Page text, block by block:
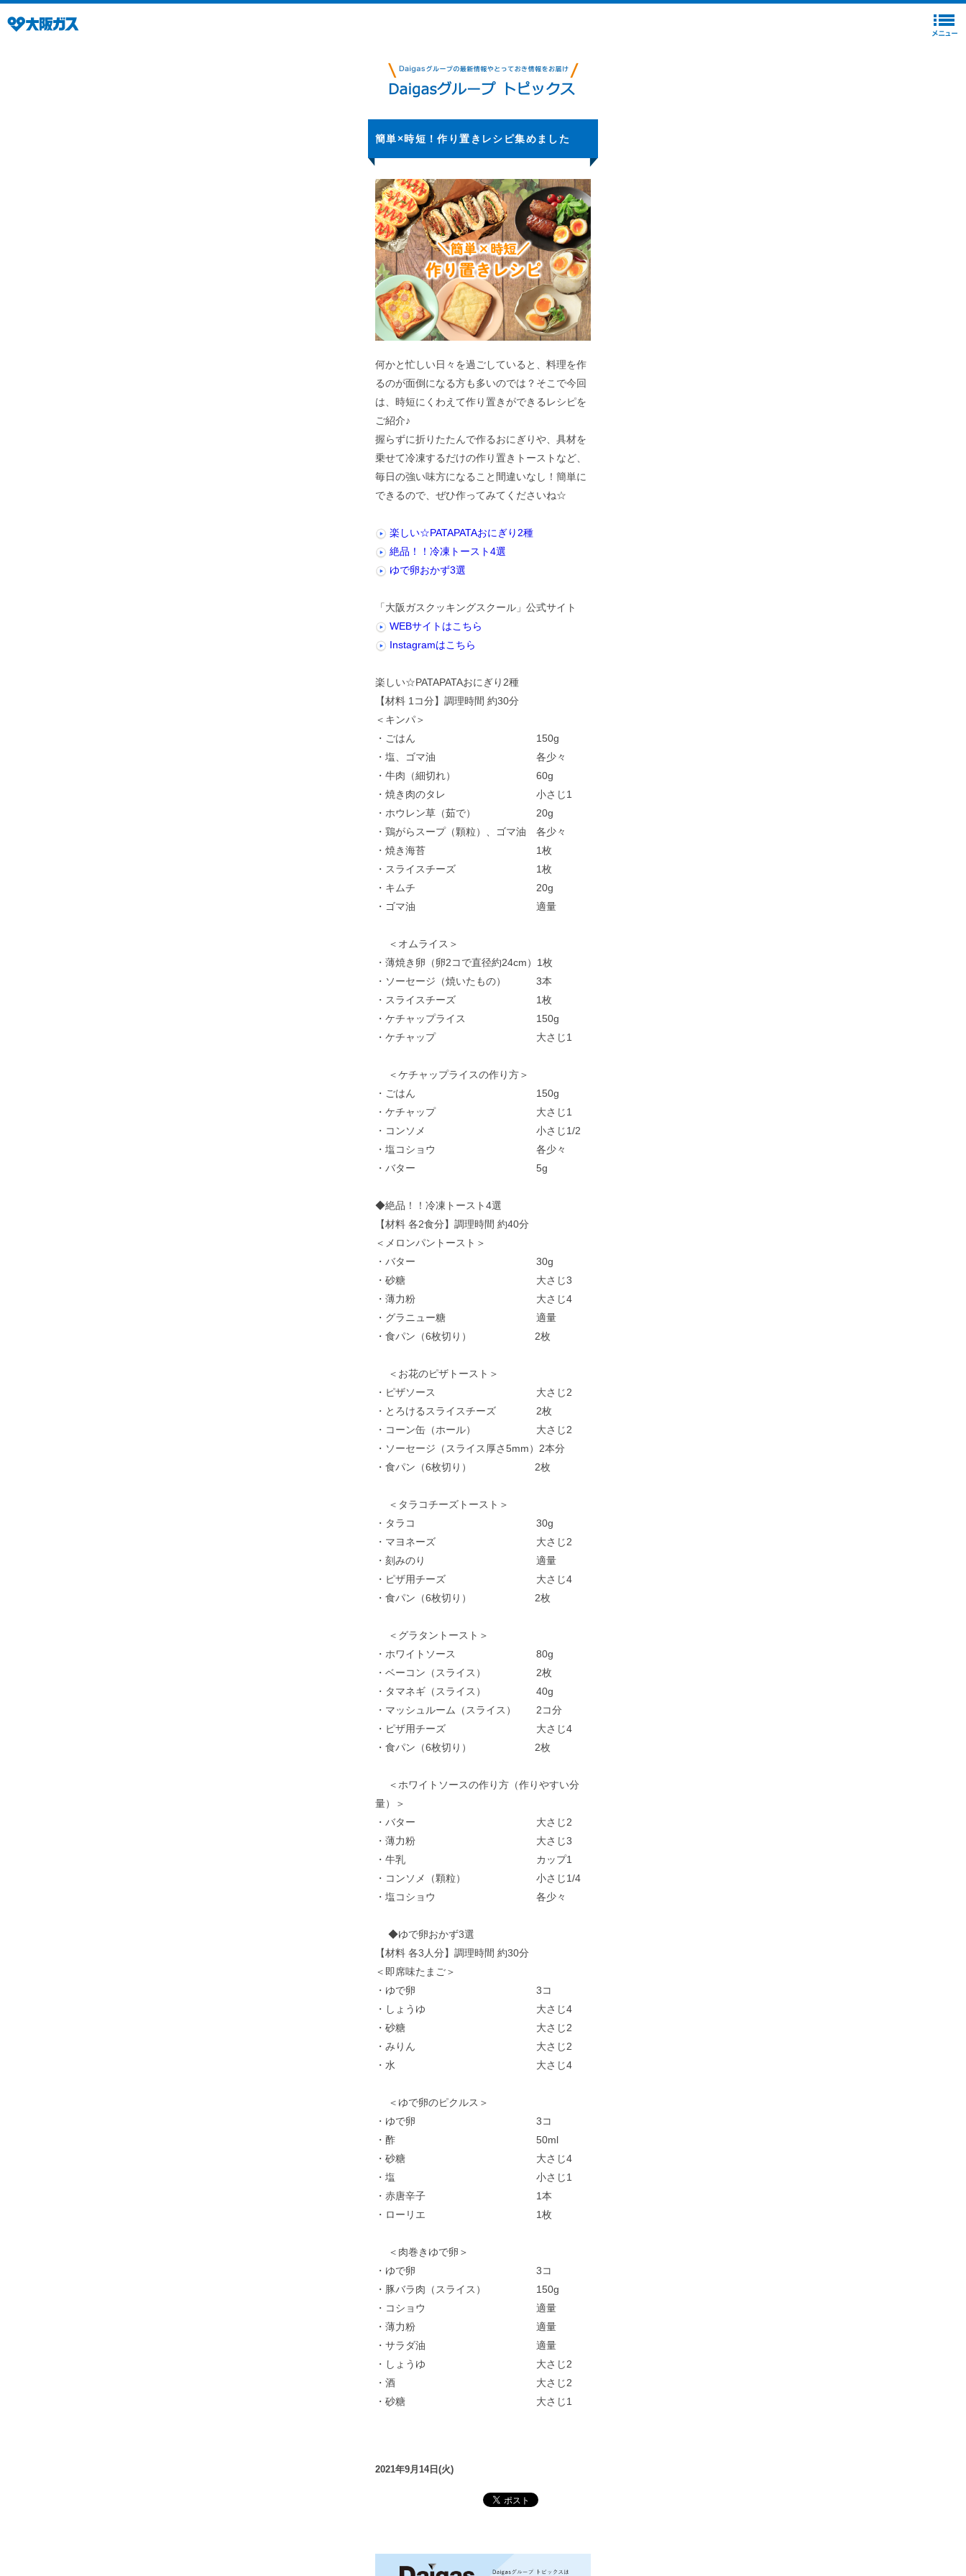
簡単×時短！作り置きレシピ集めました
何かと忙しい日々を過ごしていると、料理を作
るのが面倒になる方も多いのでは？そこで今回
は、時短にくわえて作り置きができるレシピを
ご紹介♪
握らずに折りたたんで作るおにぎりや、具材を
乗せて冷凍するだけの作り置きトーストなど、
毎日の強い味方になること間違いなし！簡単に
できるので、ぜひ作ってみてくださいね☆
楽しい☆PATAPATAおにぎり2種
絶品！！冷凍トースト4選
ゆで卵おかず3選
「大阪ガスクッキングスクール」公式サイト
WEBサイトはこちら
Instagramはこちら
楽しい☆PATAPATAおにぎり2種
【材料 1コ分】調理時間 約30分
＜キンパ＞
・ごはん 150g
・塩、ゴマ油 各少々
・牛肉（細切れ） 60g
・焼き肉のタレ 小さじ1
・ホウレン草（茹で） 20g
・鶏がらスープ（顆粒）、ゴマ油 各少々
・焼き海苔 1枚
・スライスチーズ 1枚
・キムチ 20g
・ゴマ油 適量
＜オムライス＞
・薄焼き卵（卵2コで直径約24cm）1枚
・ソーセージ（焼いたもの） 3本
・スライスチーズ 1枚
・ケチャップライス 150g
・ケチャップ 大さじ1
＜ケチャップライスの作り方＞
・ごはん 150g
・ケチャップ 大さじ1
・コンソメ 小さじ1/2
・塩コショウ 各少々
・バター 5g
◆絶品！！冷凍トースト4選
【材料 各2食分】調理時間 約40分
＜メロンパントースト＞
・バター 30g
・砂糖 大さじ3
・薄力粉 大さじ4
・グラニュー糖 適量
・食パン（6枚切り） 2枚
＜お花のピザトースト＞
・ピザソース 大さじ2
・とろけるスライスチーズ 2枚
・コーン缶（ホール） 大さじ2
・ソーセージ（スライス厚さ5mm）2本分
・食パン（6枚切り） 2枚
＜タラコチーズトースト＞
・タラコ 30g
・マヨネーズ 大さじ2
・刻みのり 適量
・ピザ用チーズ 大さじ4
・食パン（6枚切り） 2枚
＜グラタントースト＞
・ホワイトソース 80g
・ベーコン（スライス） 2枚
・タマネギ（スライス） 40g
・マッシュルーム（スライス） 2コ分
・ピザ用チーズ 大さじ4
・食パン（6枚切り） 2枚
＜ホワイトソースの作り方（作りやすい分
量）＞
・バター 大さじ2
・薄力粉 大さじ3
・牛乳 カップ1
・コンソメ（顆粒） 小さじ1/4
・塩コショウ 各少々
◆ゆで卵おかず3選
【材料 各3人分】調理時間 約30分
＜即席味たまご＞
・ゆで卵 3コ
・しょうゆ 大さじ4
・砂糖 大さじ2
・みりん 大さじ2
・水 大さじ4
＜ゆで卵のピクルス＞
・ゆで卵 3コ
・酢 50ml
・砂糖 大さじ4
・塩 小さじ1
・赤唐辛子 1本
・ローリエ 1枚
＜肉巻きゆで卵＞
・ゆで卵 3コ
・豚バラ肉（スライス） 150g
・コショウ 適量
・薄力粉 適量
・サラダ油 適量
・しょうゆ 大さじ2
・酒 大さじ2
・砂糖 大さじ1
2021年9月14日(火)